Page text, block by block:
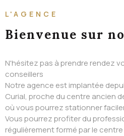
L'AGENCE
Bienvenue sur
N'hésitez pas à prendre rendez
conseillers
Notre agence est implantée
Curial, proche du centre ancien
où vous pourrez stationner
Vous pourrez profiter du
régulièrement formé par le centre